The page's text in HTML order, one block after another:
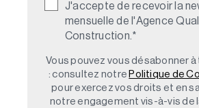
J'accepte de recevoir la
mensuelle de l'Agence
Construction. *
Vous pouvez vous désabonner
: consultez notre Politique de
pour exercez vos droits et en
notre engagement vis-à-vis de